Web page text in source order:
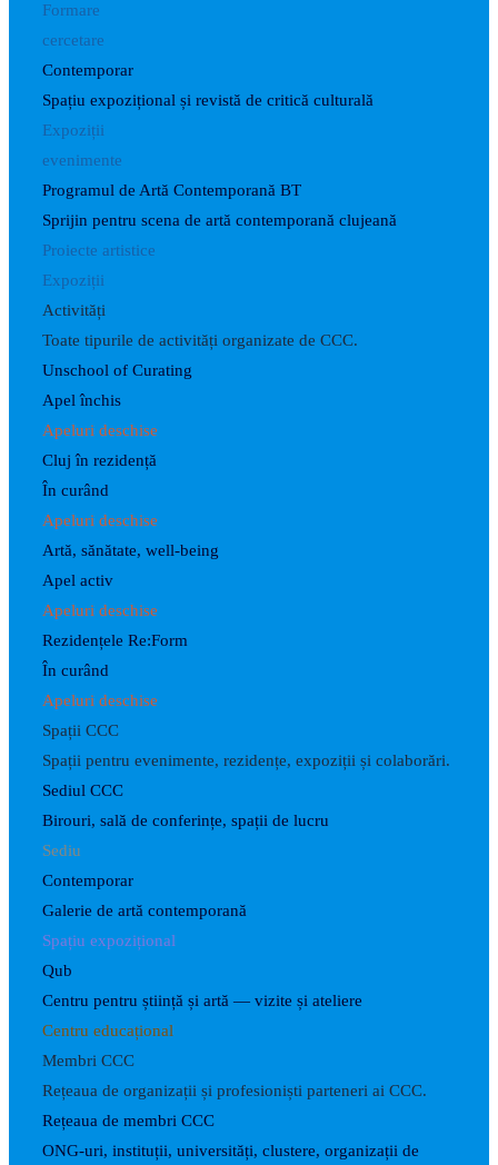
Formare
cercetare
Contemporar
Spațiu expozițional și revistă de critică culturală
Expoziții
evenimente
Programul de Artă Contemporană BT
Sprijin pentru scena de artă contemporană clujeană
Proiecte artistice
Expoziții
Activități
Toate tipurile de activități organizate de CCC.
Unschool of Curating
Apel închis
Apeluri deschise
Cluj în rezidență
În curând
Apeluri deschise
Artă, sănătate, well-being
Apel activ
Apeluri deschise
Rezidențele Re:Form
În curând
Apeluri deschise
Spații CCC
Spații pentru evenimente, rezidențe, expoziții și colaborări.
Sediul CCC
Birouri, sală de conferințe, spații de lucru
Sediu
Contemporar
Galerie de artă contemporană
Spațiu expozițional
Qub
Centru pentru știință și artă — vizite și ateliere
Centru educațional
Membri CCC
Rețeaua de organizații și profesioniști parteneri ai CCC.
Rețeaua de membri CCC
ONG-uri, instituții, universități, clustere, organizații de